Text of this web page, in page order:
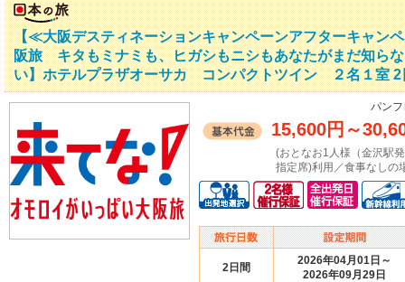
【≪大阪デスティネーションキャンペーンアフターキャン
阪旅 キタもミナミも、ヒガシもニシもあなたがまだ知ら
い】ホテルプラザオーサカ コンパクトツイン ２名１室 2
パン
15,600円 ～
(おとなお1人様（金沢駅
指定席)利用／食事なしの
2日間
2026年04月01日～
2026年09月29日